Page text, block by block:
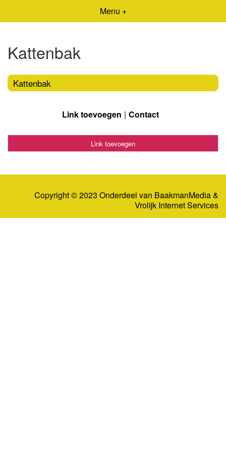
Menu +
Kattenbak
Kattenbak
Link toevoegen Contact
Link toevoegen
Copyright © 2023 Onderdeel van BaakmanMedia&
Vrolijk Internet Services